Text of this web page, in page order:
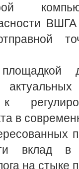
в
вклад в
на стыке